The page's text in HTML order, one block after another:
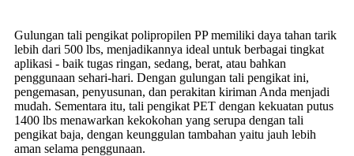
Gulungan tali pengikat polipropilen PP memiliki daya tahan tarik
lebih dari 500 lbs, menjadikannya ideal untuk berbagai tingkat
aplikasi - baik tugas ringan, sedang, berat, atau bahkan
penggunaan sehari-hari. Dengan gulungan tali pengikat ini,
pengemasan, penyusunan, dan perakitan kiriman Anda menjadi
mudah. ​​Sementara itu, tali pengikat PET dengan kekuatan putus
1400 lbs menawarkan kekokohan yang serupa dengan tali
pengikat baja, dengan keunggulan tambahan yaitu jauh lebih
aman selama penggunaan.